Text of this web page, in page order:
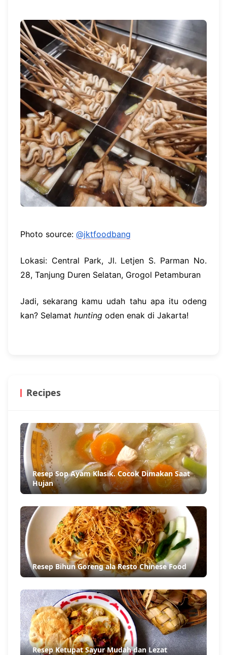
Photo source: @jktfoodbang
Lokasi: Central Park, Jl. Letjen S. Parman No.
28, Tanjung Duren Selatan, Grogol Petamburan
Jadi, sekarang kamu udah tahu apa itu odeng
kan? Selamat hunting oden enak di Jakarta!
Recipes
Resep Sop Ayam Klasik. Cocok Dimakan Saat
Hujan
Resep Bihun Goreng ala Resto Chinese Food
Resep Ketupat Sayur Mudah dan Lezat